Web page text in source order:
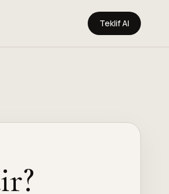
Teklif Al